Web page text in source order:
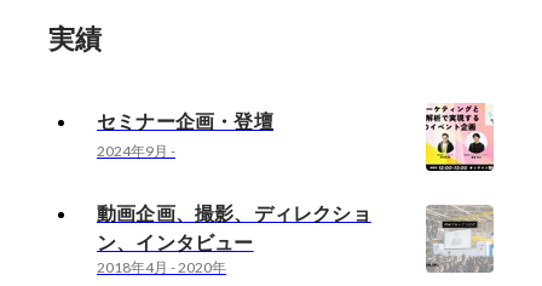
実績
セミナー企画・登壇
2024年9月 -
動画企画、撮影、ディレクショ
ン、インタビュー
2018年4月 -2020年